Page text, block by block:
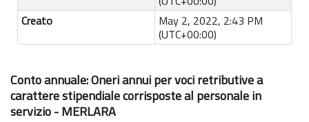
Creato
May 2, 2022, 2:43 PM
(UTC+00:00)
Conto annuale: Oneri annui per voci retributive a
carattere stipendiale corrisposte al personale in
servizio - MERLARA